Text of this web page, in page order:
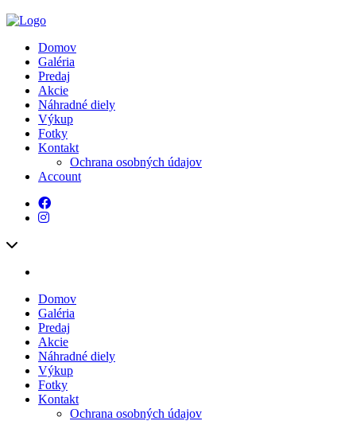
Domov
Galéria
Predaj
Akcie
Náhradné diely
Výkup
Fotky
Kontakt
Ochrana osobných údajov
Account
Domov
Galéria
Predaj
Akcie
Náhradné diely
Výkup
Fotky
Kontakt
Ochrana osobných údajov